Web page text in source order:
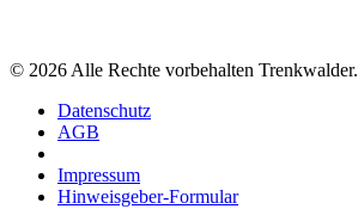
© 2026 Alle Rechte vorbehalten Trenkwalder.
Datenschutz
AGB
Impressum
Hinweisgeber-Formular